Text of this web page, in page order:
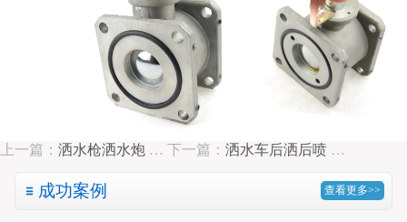
上一篇： 洒水枪洒水炮 … 下一篇： 洒水车后洒后喷 …
成功案例 查看更多>>